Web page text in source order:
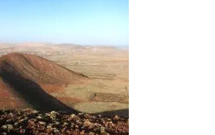
Calderón Hondo: ruta